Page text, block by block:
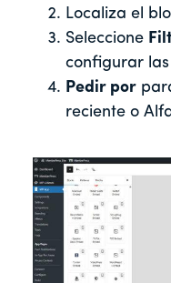
Localiza el
Seleccione
configurar
Pedir por
reciente o